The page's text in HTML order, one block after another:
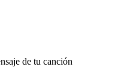
de tu canción